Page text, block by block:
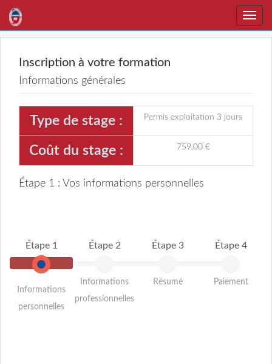
Toggle
Inscription à votre formation
Informations générales
Type de stage : Permis exploitation 3 jours
Coût du stage : 759,00 €
Étape 1 : Vos informations personnelles
Étape 1
Informations
personnelles
Étape 2
Informations
professionnelles
Étape 3
Résumé
Étape 4
Paiement